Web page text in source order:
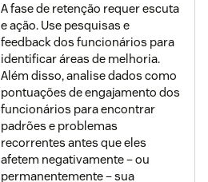
A fase de retenção requer escuta
e ação. Use pesquisas e
feedback dos funcionários para
identificar áreas de melhoria.
Além disso, analise dados como
pontuações de engajamento dos
funcionários para encontrar
padrões e problemas
recorrentes antes que eles
afetem negativamente – ou
permanentemente – sua